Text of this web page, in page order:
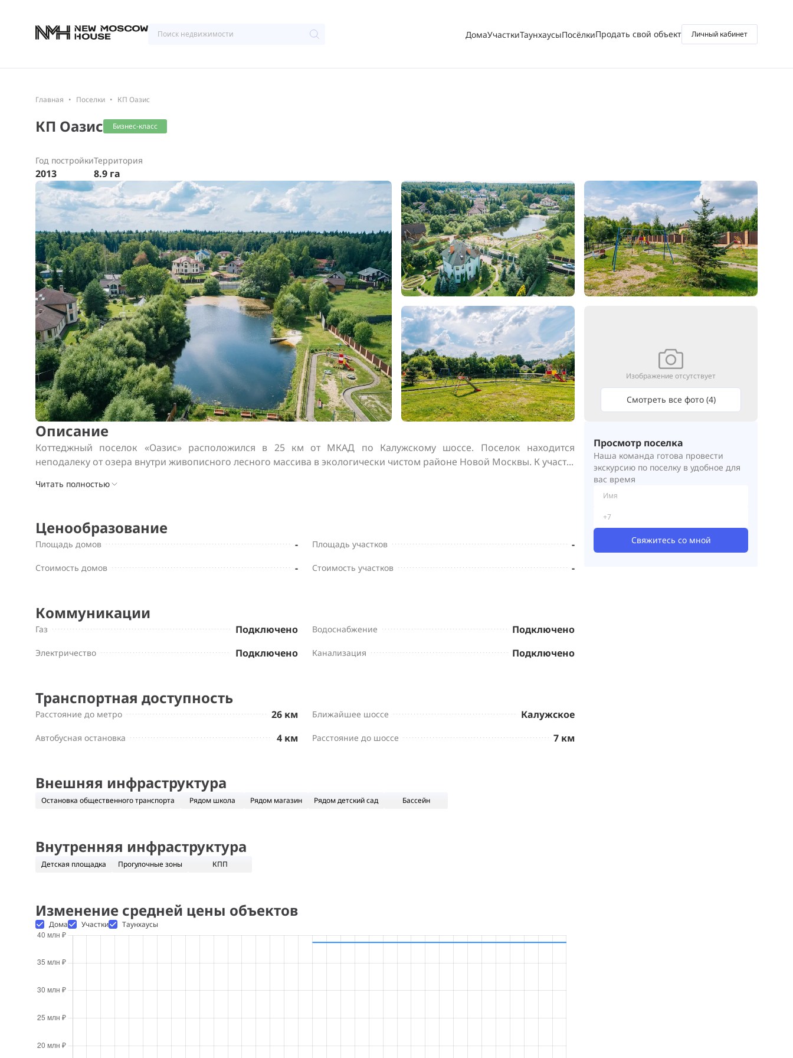
ДомаУчасткиТаунхаусыПосёлкиПродать свой объект Личный кабинет
Главная Поселки КП Оазис
КП Оазис Бизнес-класс
Год постройки
2013
Территория
8.9 га
Изображение отсутствует
Смотреть все фото (4)
Описание
Коттеджный поселок «Оазис» расположился в 25 км от МКАД по Калужскому шоссе. Поселок находится
неподалеку от озера внутри живописного лесного массива в экологически чистом районе Новой Москвы. К участ...
Читать полностью
Ценообразование
Площадь домов - Площадь участков -
Стоимость домов - Стоимость участков -
Коммуникации
Газ Подключено Водоснабжение Подключено
Электричество Подключено Канализация Подключено
Транспортная доступность
Расстояние до метро 26 км Ближайшее шоссе Калужское
Автобусная остановка 4 км Расстояние до шоссе 7 км
Внешняя инфраструктура
Остановка общественного транспорта Рядом школа Рядом магазин Рядом детский сад Бассейн
Внутренняя инфраструктура
Детская площадка Прогулочные зоны КПП
Изменение средней цены объектов
Дома Участки Таунхаусы
Просмотр поселка
Наша команда готова провести
экскурсию по поселку в удобное для
вас время
Свяжитесь со мной